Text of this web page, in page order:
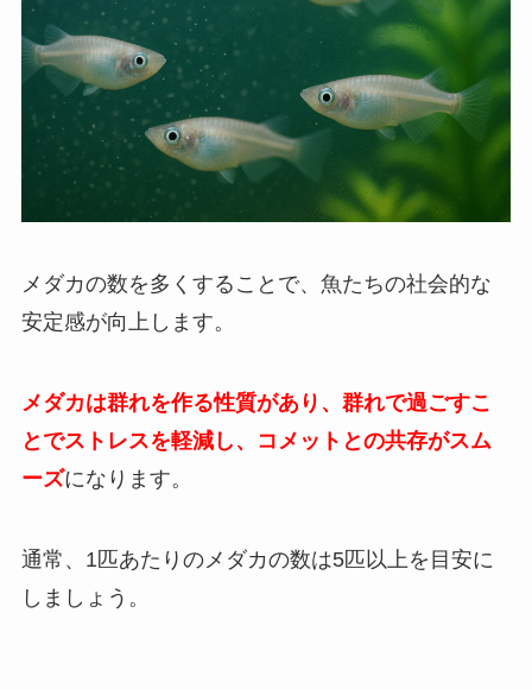
メダカの数を多くすることで、魚たちの社会的な
安定感が向上 します。
メダカは群れを作る性質があり、群れで過ごすこ
とでストレスを軽減し、コメットとの共存がスム
ーズになります。
通常、1匹あたりのメダカの数は5匹以上を目安に
しましょう。